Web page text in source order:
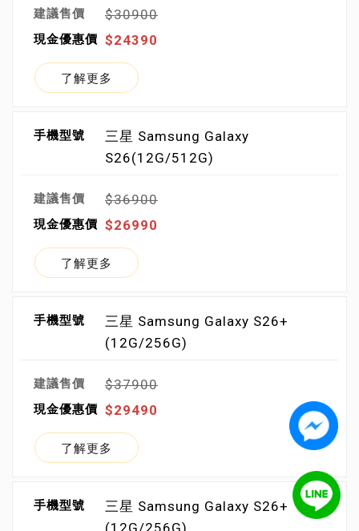
$30900
$24390
了解更多
三星 Samsung Galaxy
S26(12G/512G)
$36900
$26990
了解更多
三星 Samsung Galaxy S26+
(12G/256G)
$37900
$29490
了解更多
三星 Samsung Galaxy S26+
(12G/256G)